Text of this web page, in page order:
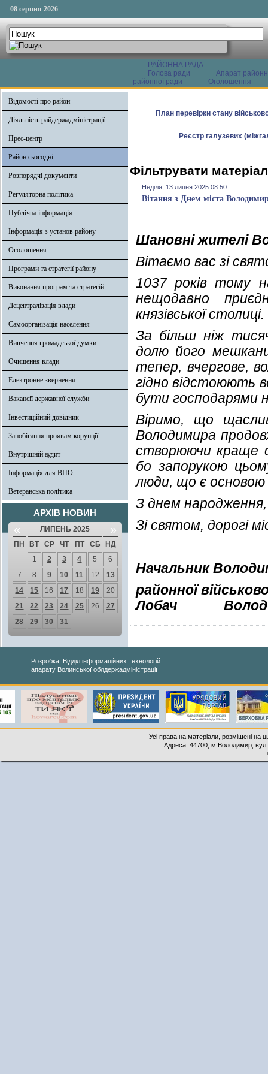
08 серпня 2026
РАЙОННА РАДА
Голова ради
Апарат
районної ради
Оголошення
Відомості про район
Діяльність райдержадміністрації
Прес-центр
Район сьогодні
Розпорядчі документи
Регуляторна політика
Публічна інформація
Інформація з установ району
Оголошення
Програми та стратегії району
Виконання програм та стратегій
Децентралізація влади
Самоорганізація населення
Вивчення громадської думки
Очищення влади
Електронне звернення
Вакансії державної служби
Інвестиційний довідник
Запобігання проявам корупції
Внутрішній аудит
Інформація для ВПО
Ветеранська політика
АРХІВ НОВИН
« ЛИПЕНЬ 2025 »
ПН ВТ СР ЧТ ПТ СБ
НД
1
2 3 4 5
6
7
8 9 10 11 12
13
14
15 16 17 18 19
20
21
22 23 24 25 26
27
28
29 30 31
План перевірки стану
Реєстр галузевих
Фільтрувати
Неділя, 13 липня 2025 08:50
Вітання з Днем міста
Шановні жителі
Вітаємо вас зі
1037 років тому
нещодавно
князівської
За більш ніж
долю його
тепер, вчергове,
гідно відстоюють
бути господарями
Віримо, що
Володимира
створюючи краще
бо запорукою
люди, що є основою
З днем
Зі святом, дорогі
Начальник
районної
Лобач
Розробка: Відділ інформаційних технологій
апарату Волинської облдержадміністрації
Усі права на матеріали, розміщені на
Адреса: 44700, м.Володимир,